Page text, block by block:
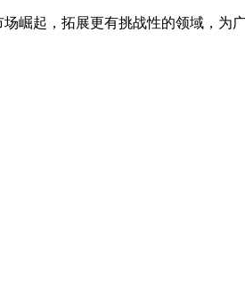
崛起，拓展更有挑战性的领域，